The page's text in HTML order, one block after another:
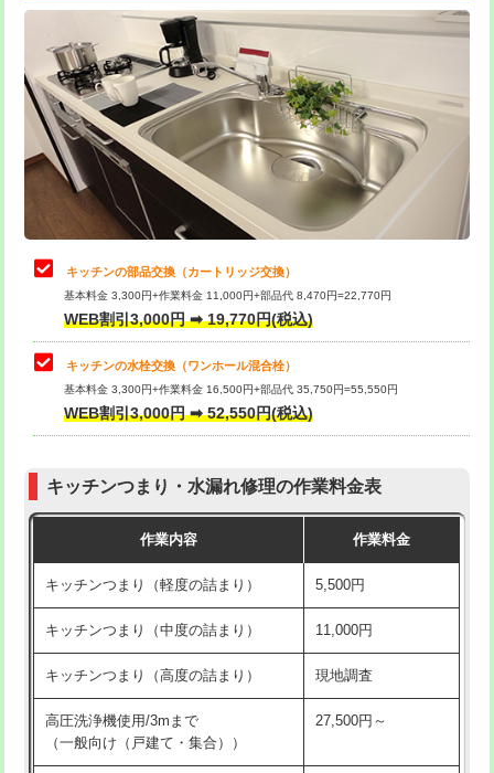
給水管工事※（バンド止め) 3,300円
給水管工事※（支持金具設置) 5,500円
給水管工事※（保温材使用（バンド止
め込み）)
5,500円
給水管工事※（土の掘削・埋め戻し作
11,000円
給水管工事※（塩ビ管（VP・HI）使
用/3ｍまで)
給水管工事※（塩ビ管（VP・HI）使
用（追加）/3ｍ超え)
給水管工事※（ライニング鋼管・銅
管・ポリ管・HT管使用/3ｍまで)
44,000円
管・ポリ管・HT管使用/3ｍ超え)
排水管工事（土の掘削・埋め戻し作
11,000円~
排水管工事（排水管工事/3ｍまで） 55,000円
排水管工事（追加 排水管工事/3ｍ超
+11,000円
マス交換（土の掘削・埋め戻し作業）
マス交換（深さ50㎝未満）
追加トーラー機使用/3m超え +3,300円
カメラ調査 33,000円
桝清掃 8,800円
止水・漏水調査・防水処理・清掃・修
理・調整・分解・加工など（軽作業）
11,000円
止水・漏水調査・防水処理・清掃・修
理・調整・分解・加工など（中作業）
22,000円
止水・漏水調査・防水処理・清掃・修
理・調整・分解・加工など（重作業）
33,000円
お風呂タンク脱着
その他部品の脱着
式・ワンホール）)
交換・取付(排水栓・排水トラップ
22,000円+材料費
持込商品取付（単水栓）
キッチンの部品交換（カートリッジ交換）
基本料金 3,300円+作業料金 11,000円+部品代 8,470円=22,770円
WEB割引3,000円 ➡ 19,770円(税込)
キッチンの水栓交換（ワンホール混合栓）
基本料金 3,300円+作業料金 16,500円+部品代 35,750円=55,550円
WEB割引3,000円 ➡ 52,550円(税込)
キッチンつまり・水漏れ修理の作業料金表
作業内容 作業料金
キッチンつまり（軽度の詰まり） 5,500円
キッチンつまり（中度の詰まり） 11,000円
キッチンつまり（高度の詰まり） 現地調査
高圧洗浄機使用/3mまで
（一般向け（戸建て・集合））
27,500円～